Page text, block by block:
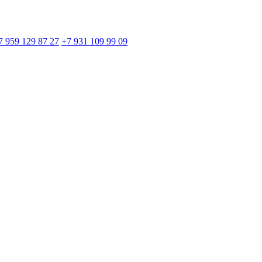
959 129 87 27 +7 931 109 99 09